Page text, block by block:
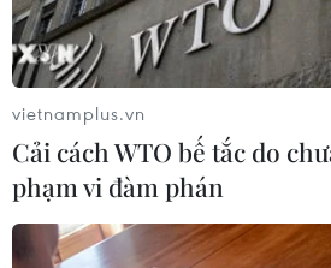
vietnamplus.vn
Cải cách WTO bế tắc do
phạm vi đàm phán